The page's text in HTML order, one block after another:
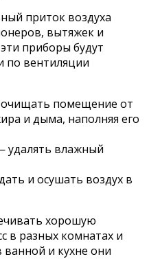
приток воздуха
вытяжек и
приборы будут
по вентиляции
очищать помещение от
и дыма, наполняя его
удалять влажный
и осушать воздух в
хорошую
в разных комнатах и
ванной и кухне они